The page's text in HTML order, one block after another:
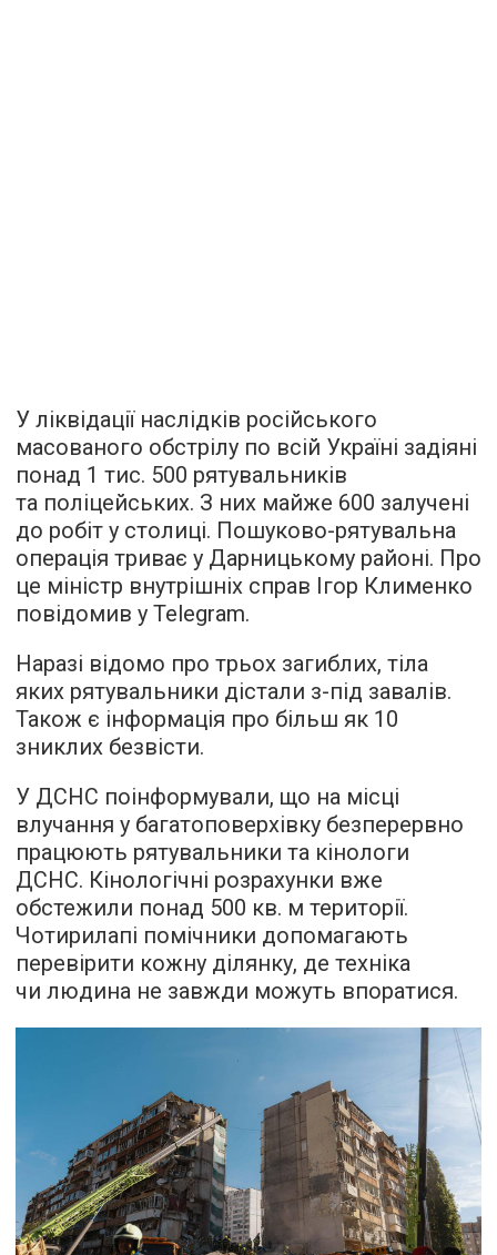
У ліквідації наслідків російського
масованого обстрілу по всій Україні задіяні
понад 1 тис. 500 рятувальників
та поліцейських. З них майже 600 залучені
до робіт у столиці. Пошуково-рятувальна
операція триває у Дарницькому районі. Про
це міністр внутрішніх справ Ігор Клименко
повідомив у Telegram.
Наразі відомо про трьох загиблих, тіла
яких рятувальники дістали з-під завалів.
Також є інформація про більш як 10
зниклих безвісти.
У ДСНС поінформували, що на місці
влучання у багатоповерхівку безперервно
працюють рятувальники та кінологи
ДСНС. Кінологічні розрахунки вже
обстежили понад 500 кв. м території.
Чотирилапі помічники допомагають
перевірити кожну ділянку, де техніка
чи людина не завжди можуть впоратися.